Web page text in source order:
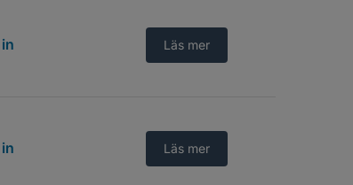
Läs mer
Läs mer